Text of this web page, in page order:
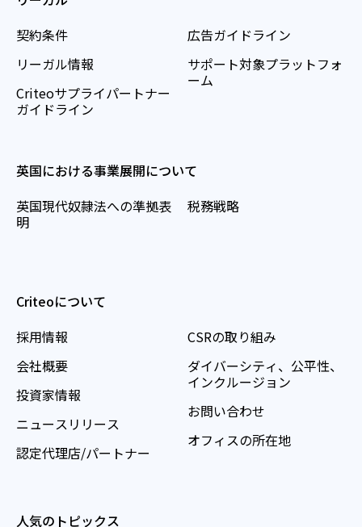
契約条件
リーガル情報
Criteoサプライパートナー
ガイドライン
広告ガイドライン
サポート対象プラットフォ
ーム
英国における事業展開について
英国現代奴隷法への準拠表
明
税務戦略
Criteoについて
採用情報
会社概要
投資家情報
ニュースリリース
認定代理店/パートナー
CSRの取り組み
ダイバーシティ、公平性、
インクルージョン
お問い合わせ
オフィスの所在地
人気のトピックス